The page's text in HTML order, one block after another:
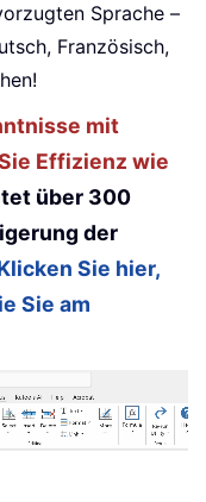
Sprache –
Französisch,
mit
Effizienz wie
über 300
der
Sie hier,
Sie am